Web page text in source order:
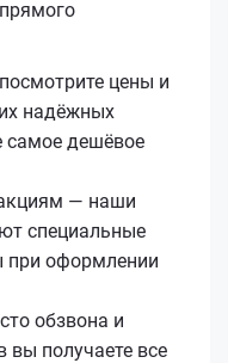
цены и
надёжных
самое дешёвое
— наши
специальные
при оформлении
обзвона и
вы получаете все